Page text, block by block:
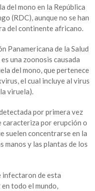
del mono en la República
(RDC), aunque no se han
del continente africano.
Panamericana de la Salud
una zoonosis causada
del mono, que pertenece
el cual incluye al virus
viruela).
por primera vez
caracteriza por erupción o
suelen concentrarse en la
manos y las plantas de los
infectaron de esta
todo el mundo,